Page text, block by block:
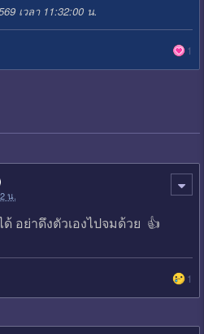
เวลา 11:32:00 น.
1
น.
อย่าดึงตัวเองไปจมด้วย 👍
1